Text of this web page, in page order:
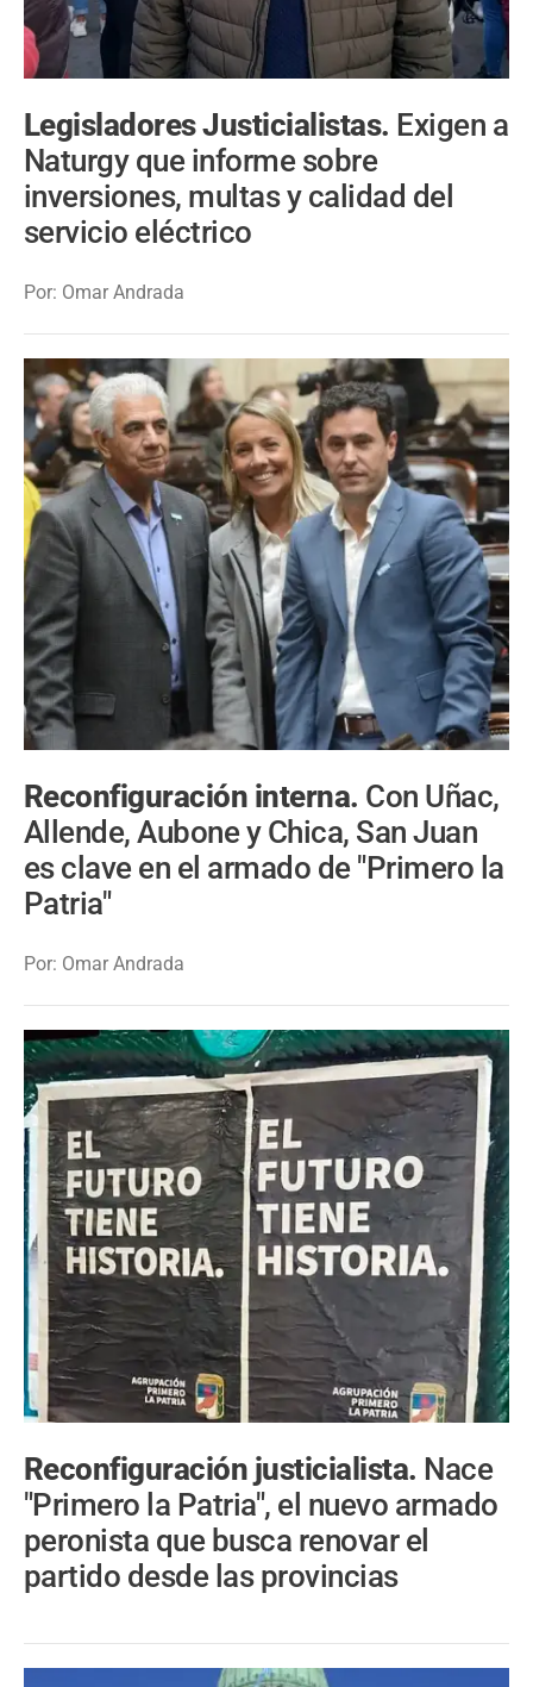
Legisladores Justicialistas. Exigen a
Naturgy que informe sobre
inversiones, multas y calidad del
servicio eléctrico
Por: Omar Andrada
Reconfiguración interna. Con Uñac,
Allende, Aubone y Chica, San Juan
es clave en el armado de "Primero la
Patria"
Por: Omar Andrada
Reconfiguración justicialista. Nace
"Primero la Patria", el nuevo armado
peronista que busca renovar el
partido desde las provincias